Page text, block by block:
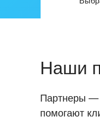
Наши
Партнеры —
помогают